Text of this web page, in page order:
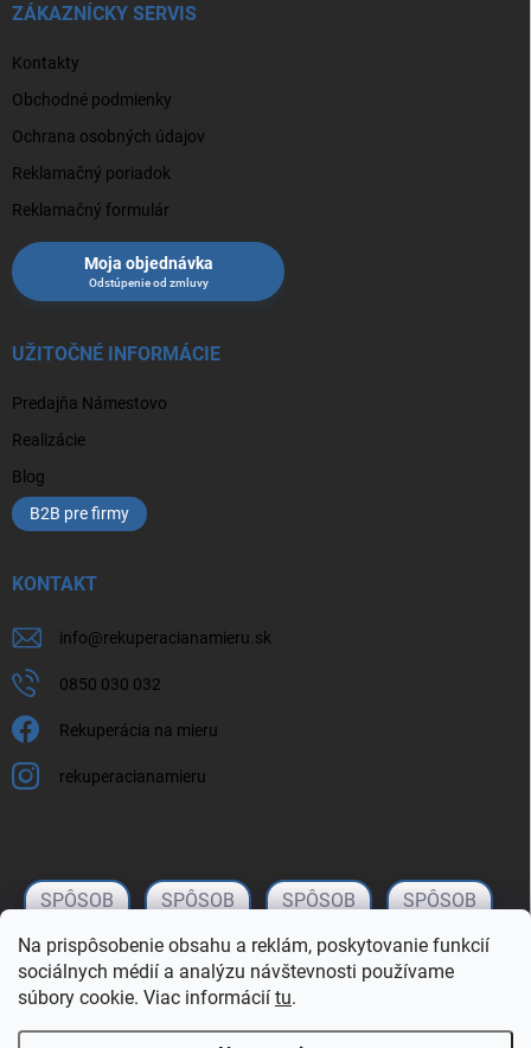
Na prispôsobenie obsahu a reklám, poskytovanie funkcií
sociálnych médií a analýzu návštevnosti používame
súbory cookie. Viac informácií tu.
ZÁKAZNÍCKY SERVIS
Kontakty
Obchodné podmienky
Ochrana osobných údajov
Reklamačný poriadok
Reklamačný formulár
Moja objednávka
UŽITOČNÉ INFORMÁCIE
Predajňa Námestovo
Realizácie
Blog
B2B pre firmy
KONTAKT
info@rekuperacianamieru.sk
0850 030 032
Rekuperácia na mieru
rekuperacianamieru